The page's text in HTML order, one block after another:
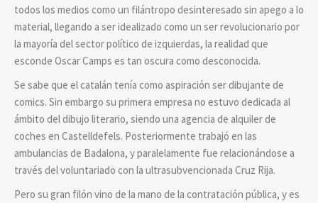
todos los medios como un filántropo desinteresado sin apego a lo
material, llegando a ser idealizado como un ser revolucionario por
la mayoría del sector político de izquierdas, la realidad que
esconde Oscar Camps es tan oscura como desconocida.
Se sabe que el catalán tenía como aspiración ser dibujante de
comics. Sin embargo su primera empresa no estuvo dedicada al
ámbito del dibujo literario, siendo una agencia de alquiler de
coches en Castelldefels. Posteriormente trabajó en las
ambulancias de Badalona, y paralelamente fue relacionándose a
través del voluntariado con la ultrasubvencionada Cruz Rija.
Pero su gran filón vino de la mano de la contratación pública, y es